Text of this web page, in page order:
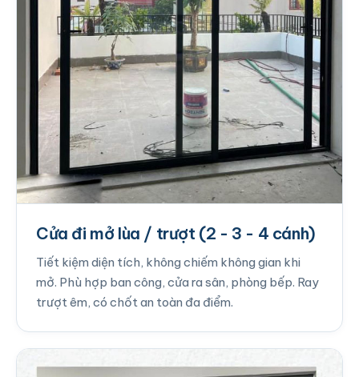
Cửa đi mở lùa / trượt (2 - 3 - 4 cánh)
Tiết kiệm diện tích, không chiếm không gian khi
mở. Phù hợp ban công, cửa ra sân, phòng bếp. Ray
trượt êm, có chốt an toàn đa điểm.